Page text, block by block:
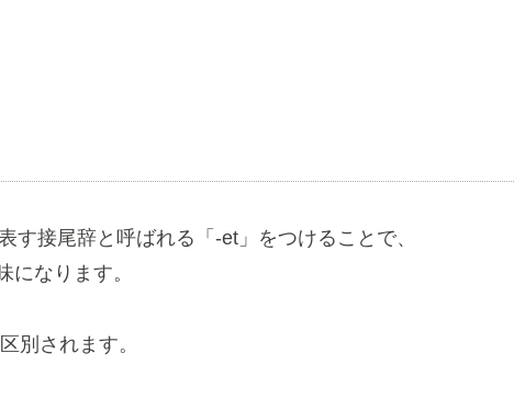
す接尾辞と呼ばれる「-et」をつけることで、
になります。
別されます。